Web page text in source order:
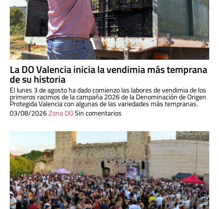
La DO Valencia inicia la vendimia más temprana
de su historia
El lunes 3 de agosto ha dado comienzo las labores de vendimia de los
primeros racimos de la campaña 2026 de la Denominación de Origen
Protegida Valencia con algunas de las variedades más tempranas.
03/08/2026Zona DOSin comentarios